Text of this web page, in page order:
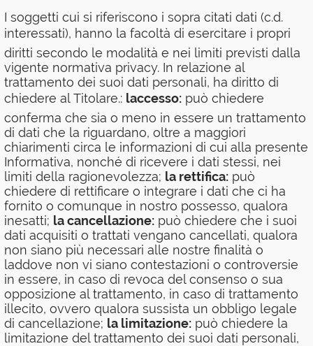
I soggetti cui si riferiscono i sopra citati dati (c.d.
interessati), hanno la facoltà di esercitare i propri
diritti secondo le modalità e nei limiti previsti dalla
vigente normativa privacy. In relazione al
trattamento dei suoi dati personali, ha diritto di
chiedere al Titolare.: laccesso: può chiedere
conferma che sia o meno in essere un trattamento
di dati che la riguardano, oltre a maggiori
chiarimenti circa le informazioni di cui alla presente
Informativa, nonché di ricevere i dati stessi, nei
limiti della ragionevolezza; la rettifica: può
chiedere di rettificare o integrare i dati che ci ha
fornito o comunque in nostro possesso, qualora
inesatti; la cancellazione: può chiedere che i suoi
dati acquisiti o trattati vengano cancellati, qualora
non siano più necessari alle nostre finalità o
laddove non vi siano contestazioni o controversie
in essere, in caso di revoca del consenso o sua
opposizione al trattamento, in caso di trattamento
illecito, ovvero qualora sussista un obbligo legale
di cancellazione; la limitazione: può chiedere la
limitazione del trattamento dei suoi dati personali,